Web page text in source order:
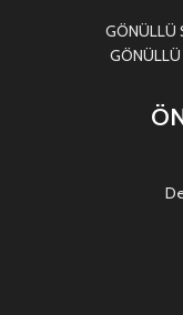
GÖNÜLLÜ
GÖNÜLLÜ